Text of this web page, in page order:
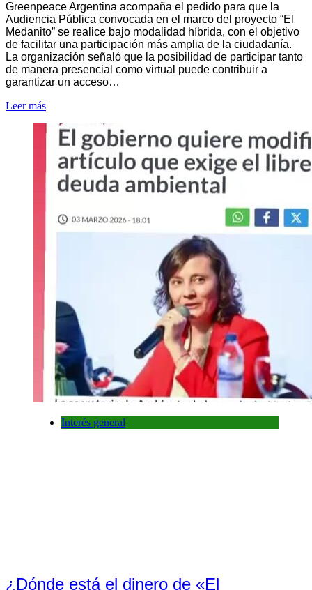
Greenpeace Argentina acompaña el pedido para que la
Audiencia Pública convocada en el marco del proyecto “El
Medanito” se realice bajo modalidad híbrida, con el objetivo
de facilitar una participación más amplia de la ciudadanía.
La organización señaló que la posibilidad de participar tanto
de manera presencial como virtual puede contribuir a
garantizar un acceso…
Leer más
Interés general
¿Dónde está el dinero de «El